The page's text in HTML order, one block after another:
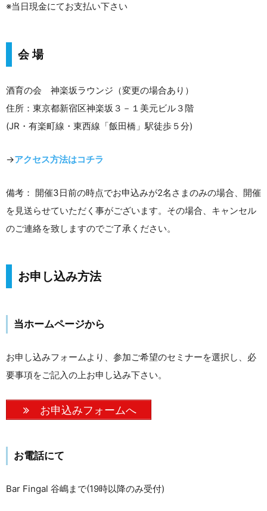
※当日現金にてお支払い下さい
会 場
酒育の会 神楽坂ラウンジ（変更の場合あり）
住所：東京都新宿区神楽坂３－１美元ビル３階
(JR・有楽町線・東西線「飯田橋」駅徒歩５分)
→アクセス方法はコチラ
備考： 開催3日前の時点でお申込みが2名さまのみの場合、開催
を見送らせていただく事がございます。その場合、キャンセル
のご連絡を致しますのでご了承ください。
お申し込み方法
当ホームページから
お申し込みフォームより、参加ご希望のセミナーを選択し、必
要事項をご記入の上お申し込み下さい。
お申込みフォームへ
お電話にて
Bar Fingal 谷嶋まで(19時以降のみ受付)